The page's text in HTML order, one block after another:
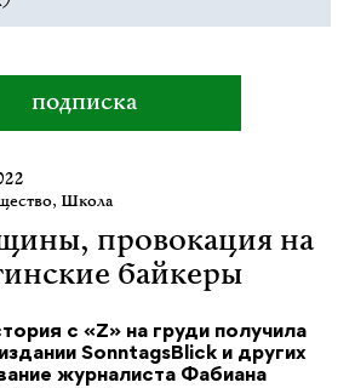
подписка
, Школа
провокация на
байкеры
с «Z» на груди получила
SonntagsBlick и других
журналиста Фабиана